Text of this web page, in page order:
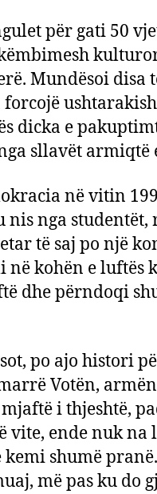
për gati 50
Mundësoi
dicka e
sllavët armiqtë
në vitin
nga studentët,
të saj po një
në kohën e
dhe përndoqi
po ajo histori
Votën,
i thjeshtë,
vite, ende nuk na
kemi shumë
më pas ku do